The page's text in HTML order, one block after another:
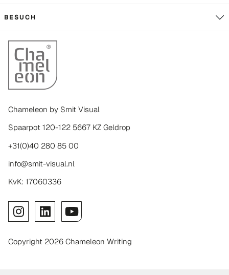
BESUCH
Chameleon by Smit Visual
Spaarpot 120-122 5667 KZ Geldrop
+31(0)40 280 85 00
info@smit-visual.nl
KvK: 17060336
Copyright 2026 Chameleon Writing